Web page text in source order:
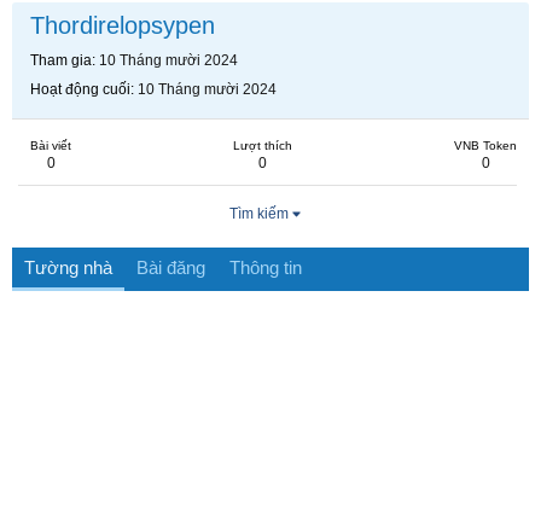
Thordirelopsypen
Tham gia 10 Tháng mười 2024
Hoạt động cuối 10 Tháng mười 2024
Bài viết
0
Lượt thích
0
VNB Token
0
Tìm kiếm
Tường nhà Bài đăng Thông tin